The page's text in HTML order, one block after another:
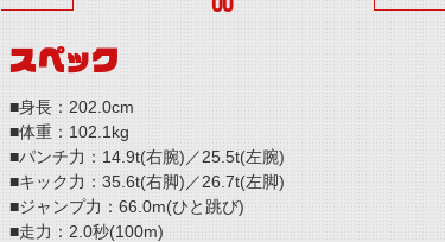
スペック
■身長：202.0cm
■体重：102.1kg
■パンチ力：14.9t(右腕)／25.5t(左腕)
■キック力：35.6t(右脚)／26.7t(左脚)
■ジャンプ力：66.0m(ひと跳び)
■走力：2.0秒(100m)